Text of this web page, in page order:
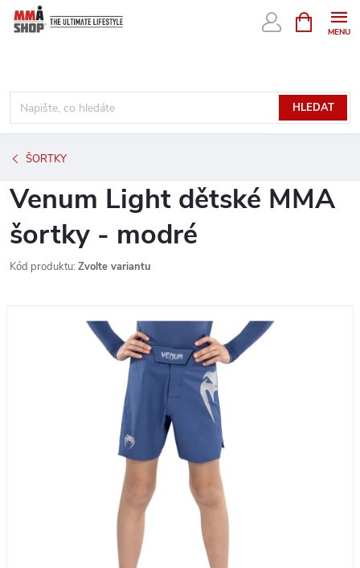
Přejít
HLEDAT
NÁKUPNÍ
KOŠÍK
ŠORTKY
Venum Light dětské MMA
šortky - modré
Kód produktu: Zvolte variantu